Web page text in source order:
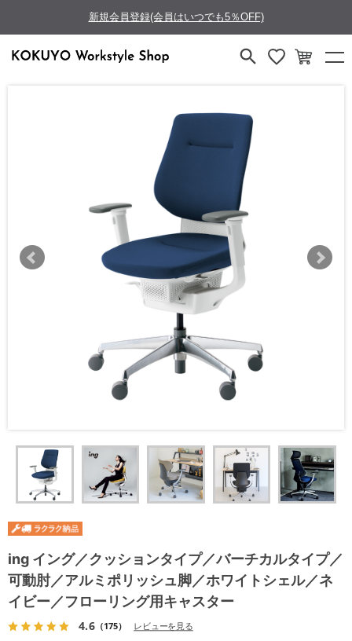
新規会員登録(会員はいつでも5％OFF)
ing イング／クッションタイプ／バーチカルタイプ／
可動肘／アルミポリッシュ脚／ホワイトシェル／ネ
イビー／フローリング用キャスター
4.6（175） レビューを見る